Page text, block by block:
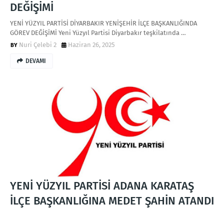
DEĞİŞİMİ
YENİ YÜZYIL PARTİSİ DİYARBAKIR YENİŞEHİR İLÇE BAŞKANLIĞINDA
GÖREV DEĞİŞİMİ Yeni Yüzyıl Partisi Diyarbakır teşkilatında …
Nuri Çelebi 2
Haziran 26, 2025
DEVAMI
YENİ YÜZYIL PARTİSİ ADANA KARATAŞ
İLÇE BAŞKANLIĞINA MEDET ŞAHİN ATANDI